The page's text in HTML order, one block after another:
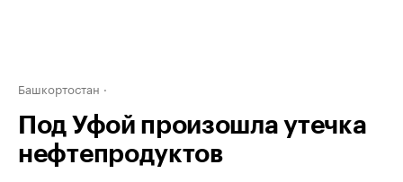
Башкортостан
Под Уфой произошла утечка
нефтепродуктов